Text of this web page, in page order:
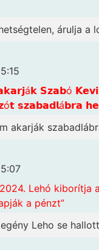
árulja a
𝗦𝘇𝗮𝗯ó
𝘀𝘇𝗮𝗯𝗮𝗱𝗹á𝗯𝗿𝗮
akarják
Lehó kiborítja
a pénzt”
Leho se